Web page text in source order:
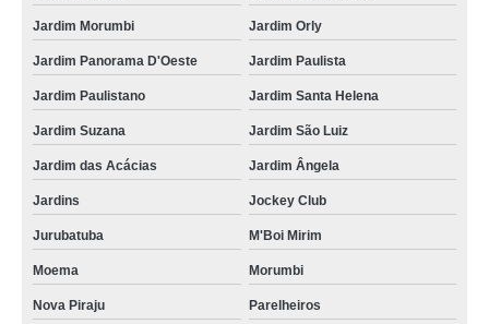
Jardim Morumbi Jardim Orly
Jardim Panorama D'Oeste Jardim Paulista
Jardim Paulistano Jardim Santa Helena
Jardim Suzana Jardim São Luiz
Jardim das Acácias Jardim Ângela
Jardins Jockey Club
Jurubatuba M'Boi Mirim
Moema Morumbi
Nova Piraju Parelheiros